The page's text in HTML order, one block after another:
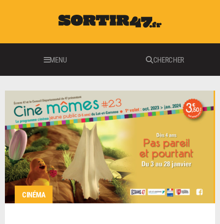
MENU CHERCHER
CINÉMA